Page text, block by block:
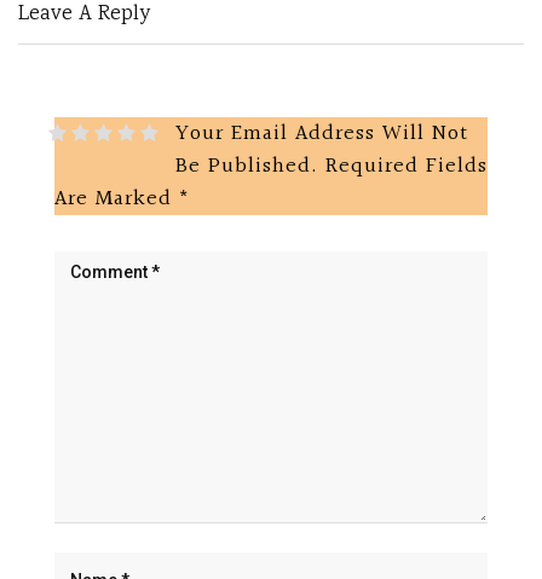
Leave A Reply
Your Email Address Will Not
Be Published. Required Fields
Are Marked *